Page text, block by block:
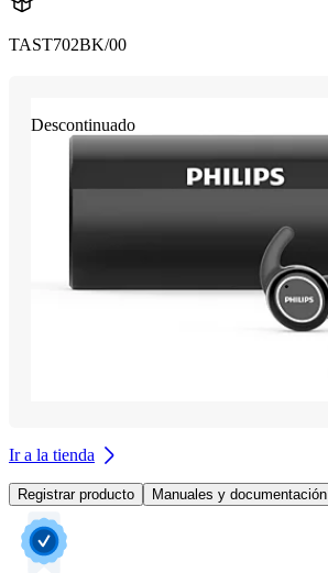
TAST702BK/00
Descontinuado
Ir a la tienda
Registrar producto Manuales y documentación